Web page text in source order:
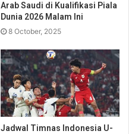
Arab Saudi di Kualifikasi Piala
Dunia 2026 Malam Ini
8 October, 2025
Jadwal Timnas Indonesia U-